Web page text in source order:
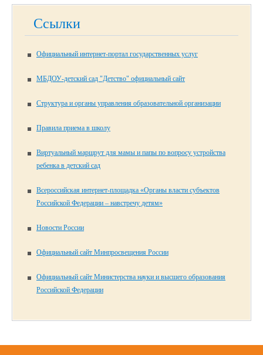
Ссылки
Официальный интернет-портал государственных услуг
МБДОУ-детский сад "Детство" официальный сайт
Структура и органы управления образовательной организации
Правила приема в школу
Виртуальный маршрут для мамы и папы по вопросу устройства
ребенка в детский сад
Всероссийская интернет-площадка «Органы власти субъектов
Российской Федерации – навстречу детям»
Новости России
Официальный сайт Минпросвещения России
Официальный сайт Министерства науки и высшего образования
Российской Федерации